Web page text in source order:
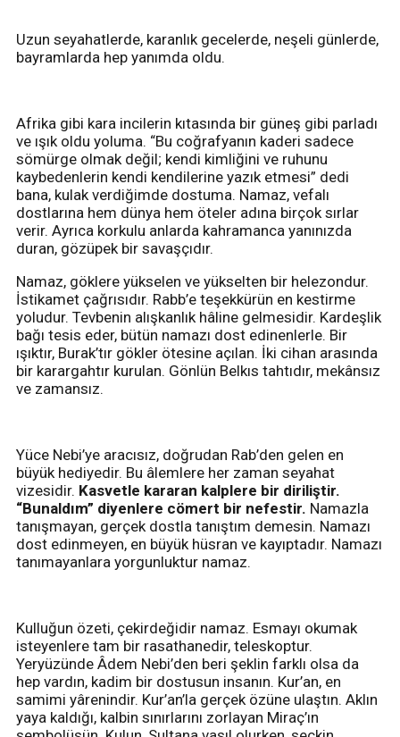
Uzun seyahatlerde, karanlık gecelerde, neşeli günlerde,
bayramlarda hep yanımda oldu.
Afrika gibi kara incilerin kıtasında bir güneş gibi parladı
ve ışık oldu yoluma. “Bu coğrafyanın kaderi sadece
sömürge olmak değil; kendi kimliğini ve ruhunu
kaybedenlerin kendi kendilerine yazık etmesi” dedi
bana, kulak verdiğimde dostuma. Namaz, vefalı
dostlarına hem dünya hem öteler adına birçok sırlar
verir. Ayrıca korkulu anlarda kahramanca yanınızda
duran, gözüpek bir savaşçıdır.
Namaz, göklere yükselen ve yükselten bir helezondur.
İstikamet çağrısıdır. Rabb’e teşekkürün en kestirme
yoludur. Tevbenin alışkanlık hâline gelmesidir. Kardeşlik
bağı tesis eder, bütün namazı dost edinenlerle. Bir
ışıktır, Burak’tır gökler ötesine açılan. İki cihan arasında
bir karargahtır kurulan. Gönlün Belkıs tahtıdır, mekânsız
ve zamansız.
Yüce Nebi’ye aracısız, doğrudan Rab’den gelen en
büyük hediyedir. Bu âlemlere her zaman seyahat
vizesidir. Kasvetle kararan kalplere bir diriliştir.
“Bunaldım” diyenlere cömert bir nefestir. Namazla
tanışmayan, gerçek dostla tanıştım demesin. Namazı
dost edinmeyen, en büyük hüsran ve kayıptadır. Namazı
tanımayanlara yorgunluktur namaz.
Kulluğun özeti, çekirdeğidir namaz. Esmayı okumak
isteyenlere tam bir rasathanedir, teleskoptur.
Yeryüzünde Âdem Nebi’den beri şeklin farklı olsa da
hep vardın, kadim bir dostusun insanın. Kur’an, en
samimi yârenindir. Kur’an’la gerçek özüne ulaştın. Aklın
yaya kaldığı, kalbin sınırlarını zorlayan Miraç’ın